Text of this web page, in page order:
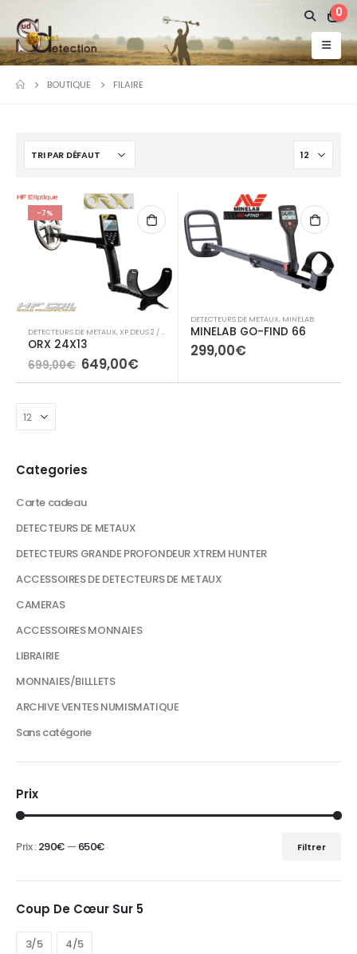
0
BOUTIQUE FILAIRE
-7%
DETECTEURS DE METAUX,XP DEUS 2 / ICON / ICON X /ORX
ORX 24X13
699,00€ Le
initial
649,00€Le
actuel
DETECTEURS DE METAUX, MINELAB
MINELAB GO-FIND 66
299,00€
Categories
Carte cadeau
DETECTEURS DE METAUX
DETECTEURS GRANDE PROFONDEUR XTREM HUNTER
ACCESSOIRES DE DETECTEURS DE METAUX
CAMERAS
ACCESSOIRES MONNAIES
LIBRAIRIE
MONNAIES/BILLLETS
ARCHIVE VENTES NUMISMATIQUE
Sans catégorie
Prix
Filtrer
Prix :290€ — 650€
Coup De Cœur Sur 5
3/5 4/5